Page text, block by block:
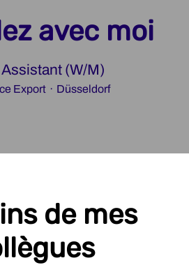
avec moi
(W/M)
Export · Düsseldorf
de mes